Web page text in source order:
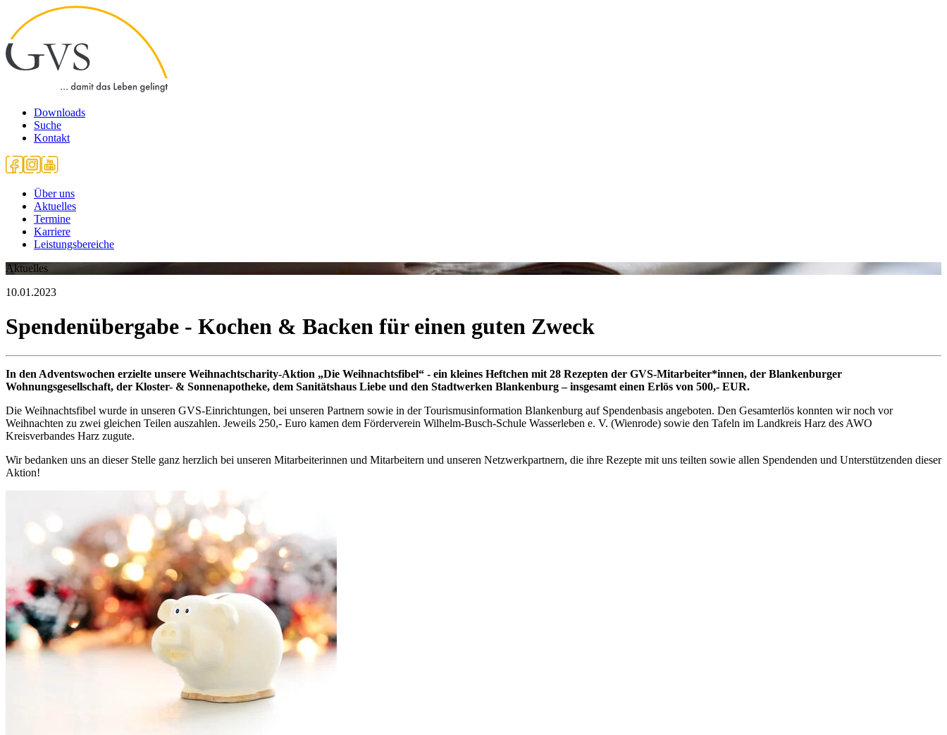
Downloads
Suche
Kontakt
Über uns
Aktuelles
Termine
Karriere
Leistungsbereiche
Aktuelles
10.01.2023
Spendenübergabe - Kochen & Backen für einen guten Zweck
In den Adventswochen erzielte unsere Weihnachtscharity-Aktion „Die Weihnachtsfibel“ - ein kleines Heftchen mit 28 Rezepten der GVS-Mitarbeiter*innen, der Blankenburger
Wohnungsgesellschaft, der Kloster- & Sonnenapotheke, dem Sanitätshaus Liebe und den Stadtwerken Blankenburg – insgesamt einen Erlös von 500,- EUR.
Die Weihnachtsfibel wurde in unseren GVS-Einrichtungen, bei unseren Partnern sowie in der Tourismusinformation Blankenburg auf Spendenbasis angeboten. Den Gesamterlös konnten wir noch vor
Weihnachten zu zwei gleichen Teilen auszahlen. Jeweils 250,- Euro kamen dem Förderverein Wilhelm-Busch-Schule Wasserleben e. V. (Wienrode) sowie den Tafeln im Landkreis Harz des AWO
Kreisverbandes Harz zugute.
Wir bedanken uns an dieser Stelle ganz herzlich bei unseren Mitarbeiterinnen und Mitarbeitern und unseren Netzwerkpartnern, die ihre Rezepte mit uns teilten sowie allen Spendenden und Unterstützenden dieser
Aktion!